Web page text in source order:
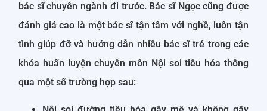
bác sĩ chuyên ngành đi trước. Bác sĩ Ngọc cũng được
đánh giá cao là một bác sĩ tận tâm với nghề, luôn tận
tình giúp đỡ và hướng dẫn nhiều bác sĩ trẻ trong các
khóa huấn luyện chuyên môn Nội soi tiêu hóa thông
qua một số trường hợp sau: